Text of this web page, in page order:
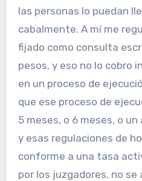
las personas lo puedan
cabalmente. A mí me
fijado como consulta
pesos, y eso no lo cobro
en un proceso de
que ese proceso de
5 meses, o 6 meses, o
y esas regulaciones de
conforme a una tasa
por los juzgadores, no